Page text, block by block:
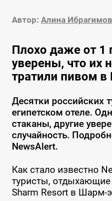
Автор: Алина
Плохо даже от 1
уверены, что их
тратили пивом в
Десятки российских
египетском отеле.
стаканы, другие
случайность.
NewsAlert.
Как стало известно
туристы, отдыхающие
Sharm Resort в Шарм-